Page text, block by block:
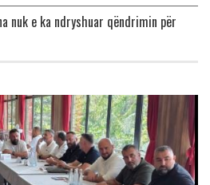
nuk e ka ndryshuar qëndrimin për